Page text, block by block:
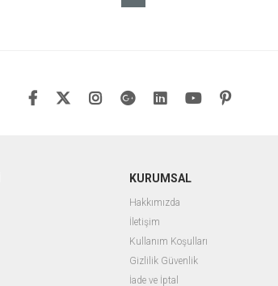
KURUMSAL
Hakkımızda
İletişim
Kullanım Koşulları
Gizlilik Güvenlik
İade ve İptal